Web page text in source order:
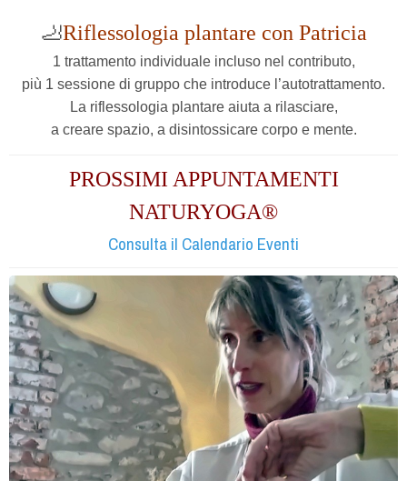
🦶Riflessologia plantare con Patricia
1 trattamento individuale incluso nel contributo,
più 1 sessione di gruppo che introduce l’autotrattamento.
La riflessologia plantare aiuta a rilasciare,
a creare spazio, a disintossicare corpo e mente.
PROSSIMI APPUNTAMENTI
NATURYOGA®
Consulta il Calendario Eventi